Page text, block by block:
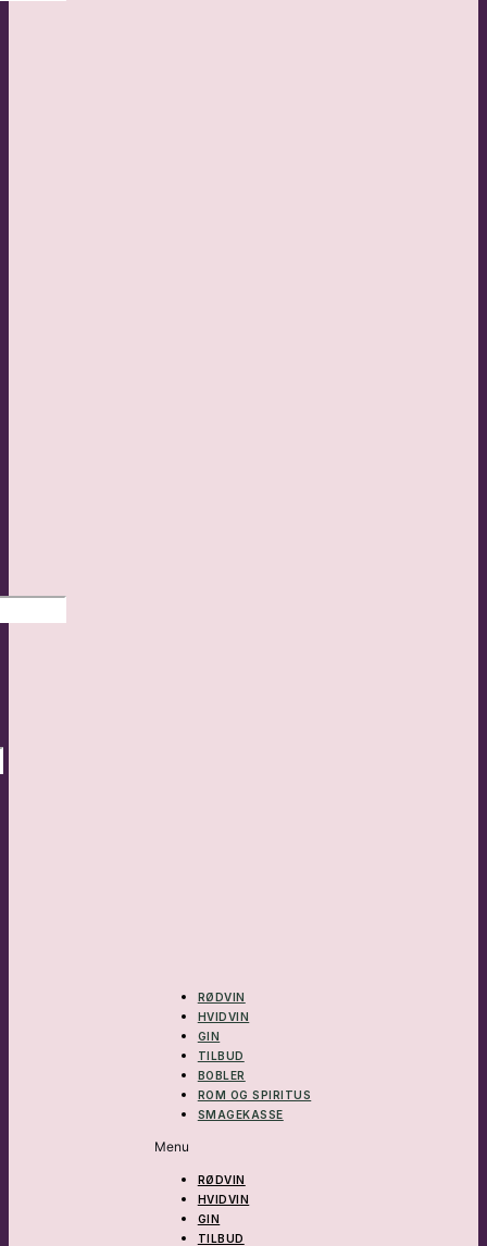
RØDVIN
HVIDVIN
GIN
TILBUD
BOBLER
ROM OG SPIRITUS
SMAGEKASSE
Menu
RØDVIN
HVIDVIN
GIN
TILBUD